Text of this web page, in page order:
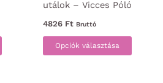
Ennek
a
utálok – Vicces Póló
4826 Ft Bruttó
Opciók választása
Ennek
a